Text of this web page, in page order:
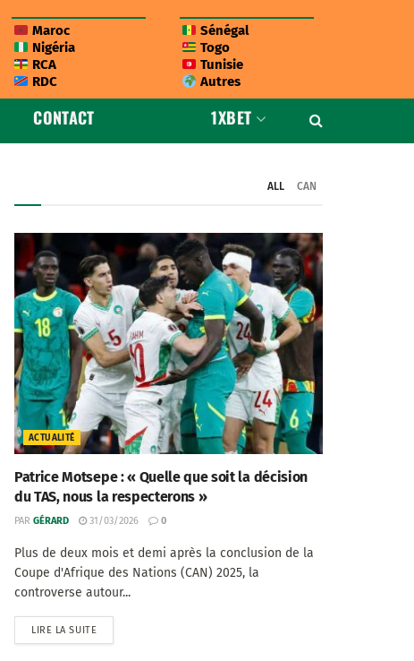
Maroc
Nigéria
RCA
RDC
Sénégal
Togo
Tunisie
Autres
CONTACT 1XBET
ALL CAN
ACTUALITÉ
Patrice Motsepe : « Quelle que soit la décision
du TAS, nous la respecterons »
PAR GÉRARD 31/03/2026 0
Plus de deux mois et demi après la conclusion de la
Coupe d'Afrique des Nations (CAN) 2025, la
controverse autour...
LIRE LA SUITE